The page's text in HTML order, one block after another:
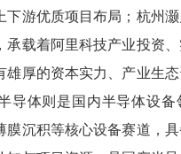
下游优质项目布局；杭州
承载着阿里科技产业投资
雄厚的资本实力、产业生
导体则是国内半导体设备
膜沉积等核心设备赛道，